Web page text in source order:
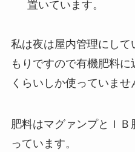
置いています。
私は夜は屋内管理にし
もりですので有機肥料
くらいしか使っていませ
肥料はマグァンプとＩ
っています。